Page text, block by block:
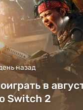
назад
в
Switch 2